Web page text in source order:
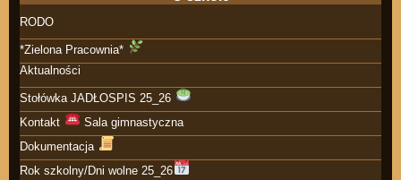
RODO
*Zielona Pracownia*
Aktualności
Stołówka JADŁOSPIS 25_26
Kontakt
Sala gimnastyczna
Dokumentacja
Rok szkolny/Dni wolne 25_26